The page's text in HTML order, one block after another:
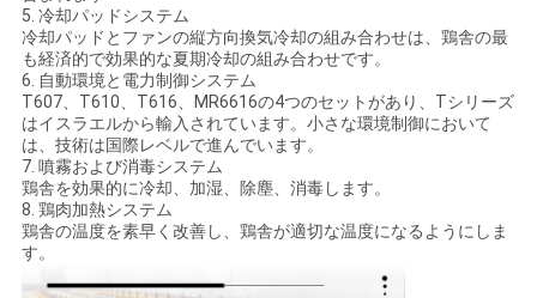
用
を
要
求
し
な
5. 冷却パッドシステム
冷却パッドとファンの縦方向換気冷却の組み合わせは、鶏舎の最
も経済的で効果的な夏期冷却の組み合わせです。
6. 自動環境と電力制御システム
T607、T610、T616、MR6616の4つのセットがあり、Tシリーズ
はイスラエルから輸入されています。小さな環境制御において
は、技術は国際レベルで進んでいます。
7. 噴霧および消毒システム
鶏舎を効果的に冷却、加湿、除塵、消毒します。
8. 鶏肉加熱システム
鶏舎の温度を素早く改善し、鶏舎が適切な温度になるようにしま
す。